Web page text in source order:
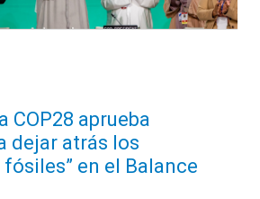
COP28 aprueba
dejar atrás los
en el Balance